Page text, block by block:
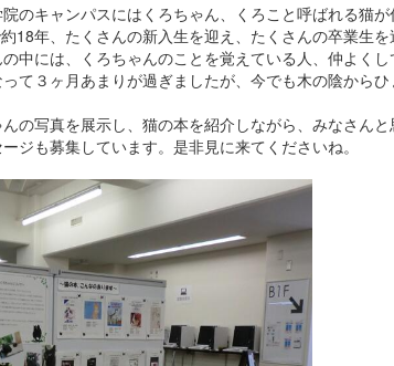
キャンパスにはくろちゃん、くろこと呼ばれる猫が
18年、たくさんの新入生を迎え、たくさんの卒業生
中には、くろちゃんのことを覚えている人、仲よく
て３ヶ月あまりが過ぎましたが、今でも木の陰から
写真を展示し、猫の本を紹介しながら、みなさんと
ジも募集しています。是非見に来てくださいね。